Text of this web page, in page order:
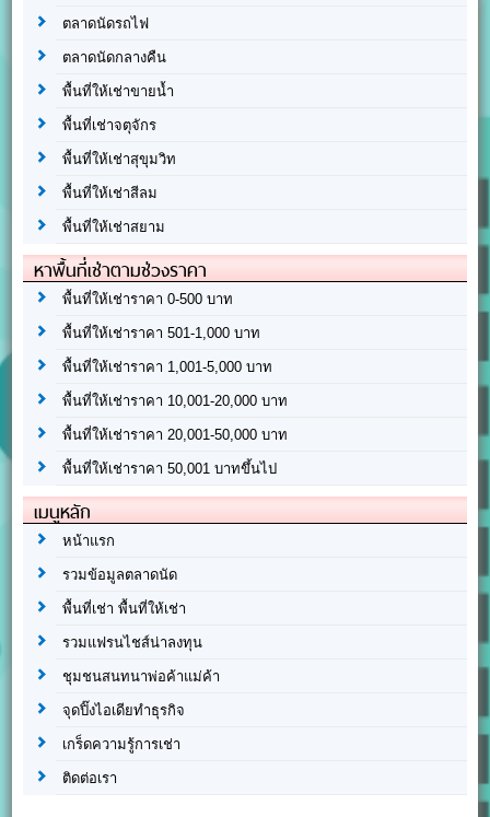
ตลาดนัดรถไฟ
ตลาดนัดกลางคืน
พื้นที่ให้เช่าขายน้ำ
พื้นที่เช่าจตุจักร
พื้นที่ให้เช่าสุขุมวิท
พื้นที่ให้เช่าสีลม
พื้นที่ให้เช่าสยาม
หาพื้นที่เช่าตามช่วงราคา
พื้นที่ให้เช่าราคา 0-500 บาท
พื้นที่ให้เช่าราคา 501-1,000 บาท
พื้นที่ให้เช่าราคา 1,001-5,000 บาท
พื้นที่ให้เช่าราคา 10,001-20,000 บาท
พื้นที่ให้เช่าราคา 20,001-50,000 บาท
พื้นที่ให้เช่าราคา 50,001 บาทขึ้นไป
เมนูหลัก
หน้าแรก
รวมข้อมูลตลาดนัด
พื้นที่เช่า พื้นที่ให้เช่า
รวมแฟรนไชส์น่าลงทุน
ชุมชนสนทนาพ่อค้าแม่ค้า
จุดปิ๊งไอเดียทำธุรกิจ
เกร็ดความรู้การเช่า
ติดต่อเรา